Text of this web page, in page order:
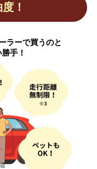
！
ラーで買うのと
手！